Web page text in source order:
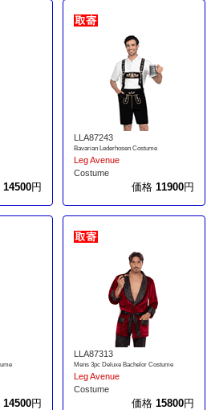
14500円
LLA87243
Bavarian Lederhosen Costume
Leg Avenue
Costume
価格11900円
14500円
LLA87313
Mens 3pc Deluxe Bachelor Costume
Leg Avenue
Costume
価格15800円